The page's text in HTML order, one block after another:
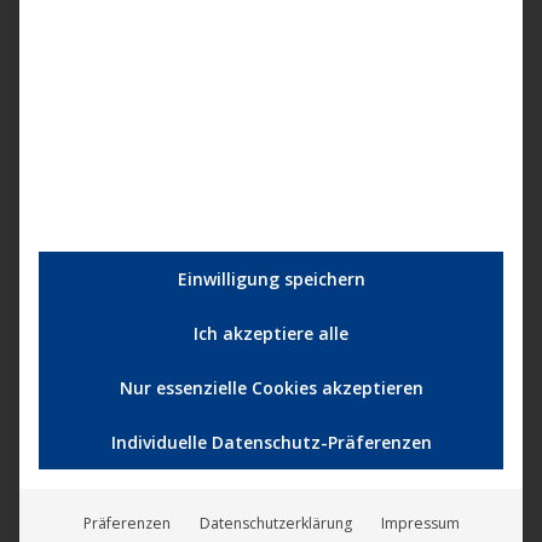
Nicht vorrätig
Einwilligung speichern
Ich akzeptiere alle
Nur essenzielle Cookies akzeptieren
Individuelle Datenschutz-Präferenzen
Präferenzen Datenschutzerklärung Impressum